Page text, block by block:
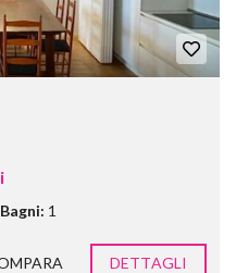
Bagni: 1
DETTAGLI